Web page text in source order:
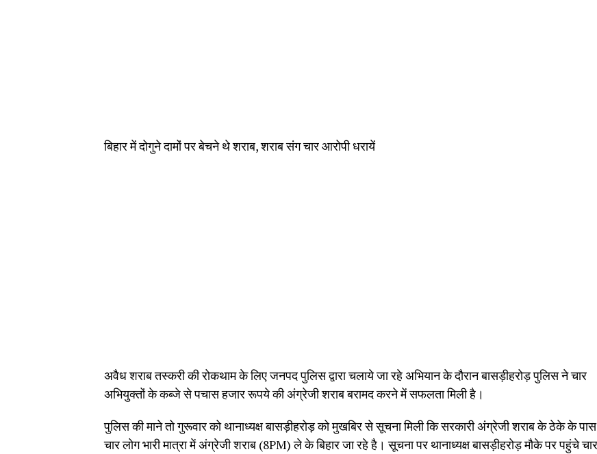
बिहार में दोगुने दामों पर बेचने थे शराब, शराब संग चार आरोपी धरायें
अवैध शराब तस्करी की रोकथाम के लिए जनपद पुलिस द्वारा चलाये जा रहे अभियान के दौरान बासड़ीहरोड़ पुलिस ने चार
अभियुक्तों के कब्जे से पचास हजार रूपये की अंग्रेजी शराब बरामद करने में सफलता मिली है।
पुलिस की माने तो गुरूवार को थानाध्यक्ष बासड़ीहरोड़ को मुखबिर से सूचना मिली कि सरकारी अंग्रेजी शराब के ठेके के पास
चार लोग भारी मात्रा में अंग्रेजी शराब (8PM) ले के बिहार जा रहे है। सूचना पर थानाध्यक्ष बासड़ीहरोड़ मौके पर पहुंचे चार